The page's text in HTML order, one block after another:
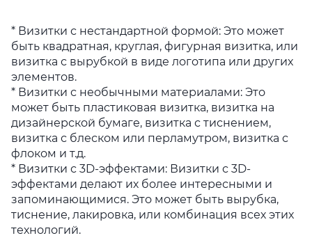
* Визитки с нестандартной формой: Это может
быть квадратная, круглая, фигурная визитка, или
визитка с вырубкой в виде логотипа или других
элементов.
* Визитки с необычными материалами: Это
может быть пластиковая визитка, визитка на
дизайнерской бумаге, визитка с тиснением,
визитка с блеском или перламутром, визитка с
флоком и т.д.
* Визитки с 3D-эффектами: Визитки с 3D-
эффектами делают их более интересными и
запоминающимися. Это может быть вырубка,
тиснение, лакировка, или комбинация всех этих
технологий.